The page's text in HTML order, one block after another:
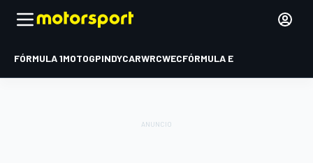
FÓRMULA 1MOTOGPINDYCARWRCWECFÓRMULA E